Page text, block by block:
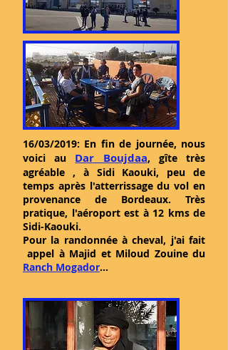
16/03/2019: En fin de journée, nous
voici au Dar Boujdaa, gîte très
agréable , à Sidi Kaouki, peu de
temps après l'atterrissage du vol en
provenance de Bordeaux. Très
pratique, l'aéroport est à 12 kms de
Sidi-Kaouki.
Pour la randonnée à cheval, j'ai fait
appel à Majid et Miloud Zouine du
Ranch Mogador...